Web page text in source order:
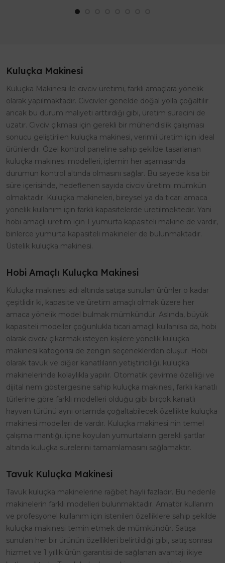
Kuluçka Makinesi
Kuluçka Makinesi ile civciv üretimi, farklı amaçlara yönelik
olarak yapılmaktadır. Civcivler genelde doğal yolla çoğaltılır
ancak bu durum maliyeti arttırdığı gibi, üretim sürecini de
uzatır. Civciv çıkması için gerekli bir mühendislik çalışması
sonucu geliştirilen kuluçka makinesi, verimli üretim için ideal
ürünlerdir. Özel kontrol paneline sahip şekilde tasarlanan
kuluçka makinesi modelleri, işlemin her aşamasında
durumun kontrol altında olmasını sağlar. Bu sayede kısa bir
süre içerisinde, hedeflenen sayıda civciv üretimi mümkün
olmaktadır. Kuluçka makineleri, bireysel ya da ticari amaca
yönelik kullanım için farklı kapasitelerde üretilmektedir. Yani
hobi amaçlı üretim için 1 yumurta kapasiteli makine de vardır,
binlerce yumurta kapasiteli makineler de bulunmaktadır.
Üstelik kuluçka makinesi.
Hobi Amaçlı Kuluçka Makinesi
Kuluçka makinesi adı altında satışa sunulan ürünler o kadar
çeşitlidir ki, kapasite ve üretim amaçlı olmak üzere her
amaca yönelik model bulmak mümkündür. Aslında, büyük
kapasiteli modeller çoğunlukla ticari amaçlı kullanılsa da, hobi
olarak civciv çıkarmak isteyen kişilere yönelik kuluçka
makinesi kategorisi de zengin seçeneklerden oluşur. Hobi
olarak tavuk ve diğer kanatlıların yetiştiriciliği, kuluçka
makinelerinde kolaylıkla yapılır. Otomatik çevirme özelliği ve
dijital nem göstergesine sahip kuluçka makinesi, farklı kanatlı
türlerine göre farklı modelleri olduğu gibi birçok kanatlı
hayvan türünü aynı ortamda çoğaltabilecek özellikte kuluçka
makinesi modelleri de vardır. Kuluçka makinesi nin temel
çalışma mantığı, içine koyulan yumurtaların gerekli şartlar
altında kuluçka sürelerini tamamlamasını sağlamaktır.
Tavuk Kuluçka Makinesi
Tavuk kuluçka makinelerine rağbet hayli fazladır. Bu nedenle
makinelerin farklı modelleri bulunmaktadır. Amatör kullanım
ve profesyonel kullanım için istenilen özelliklere sahip şekilde
kuluçka makinesi temin etmek de mümkündür. Satışa
sunulan her bir ürünün özellikleri belirtildiği gibi, satış sonrası
hizmet ve 1 yıllık ürün garantisi de sağlanan avantajı ikiye